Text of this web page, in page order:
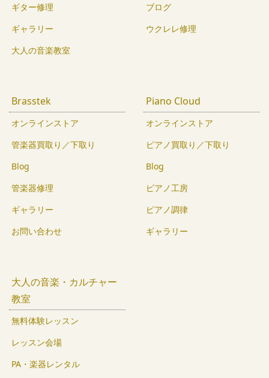
ギター修理
ギャラリー
大人の音楽教室
ブログ
ウクレレ修理
Brasstek
オンラインストア
管楽器買取り／下取り
Blog
管楽器修理
ギャラリー
お問い合わせ
Piano Cloud
オンラインストア
ピアノ買取り／下取り
Blog
ピアノ工房
ピアノ調律
ギャラリー
大人の音楽・カルチャー
教室
無料体験レッスン
レッスン会場
PA・楽器レンタル